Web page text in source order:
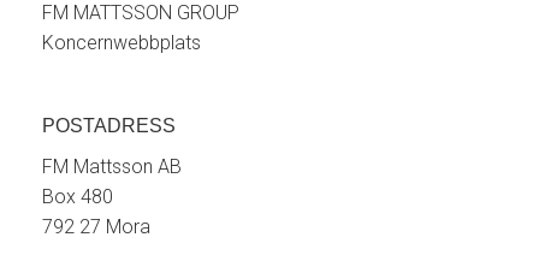
FM MATTSSON GROUP
Koncernwebbplats
POSTADRESS
FM Mattsson AB
Box 480
792 27 Mora